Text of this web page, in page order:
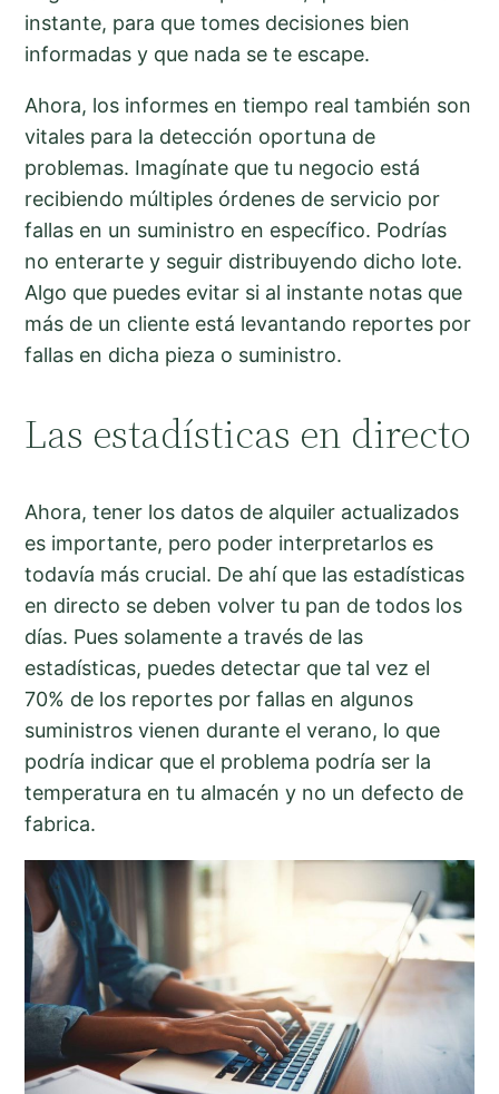
instante, para que tomes decisiones bien
informadas y que nada se te escape.
Ahora, los informes en tiempo real también son
vitales para la detección oportuna de
problemas. Imagínate que tu negocio está
recibiendo múltiples órdenes de servicio por
fallas en un suministro en específico. Podrías
no enterarte y seguir distribuyendo dicho lote.
Algo que puedes evitar si al instante notas que
más de un cliente está levantando reportes por
fallas en dicha pieza o suministro.
Las estadísticas en directo
Ahora, tener los datos de alquiler actualizados
es importante, pero poder interpretarlos es
todavía más crucial. De ahí que las estadísticas
en directo se deben volver tu pan de todos los
días. Pues solamente a través de las
estadísticas, puedes detectar que tal vez el
70% de los reportes por fallas en algunos
suministros vienen durante el verano, lo que
podría indicar que el problema podría ser la
temperatura en tu almacén y no un defecto de
fabrica.